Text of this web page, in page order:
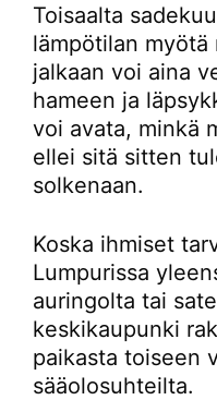
Toisaalta
lämpötilan myötä
jalkaan voi aina
hameen ja
voi avata, minkä
ellei sitä sitten
solkenaan.
Koska ihmiset
Lumpurissa
auringolta tai
keskikaupunki
paikasta toiseen
sääolosuhteilta.